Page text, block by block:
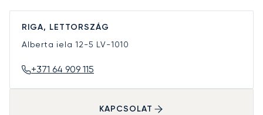
RIGA, LETTORSZÁG
Alberta iela 12-5 LV-1010
+371 64 909 115
KAPCSOLAT